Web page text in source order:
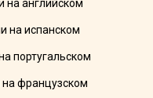
на английском
на испанском
португальском
на французском